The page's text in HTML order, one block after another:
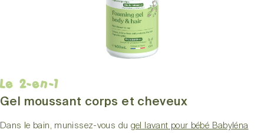
Le 2-en-1
Gel moussant corps et cheveux
Dans le bain, munissez-vous du gel lavant pour bébé Babyléna